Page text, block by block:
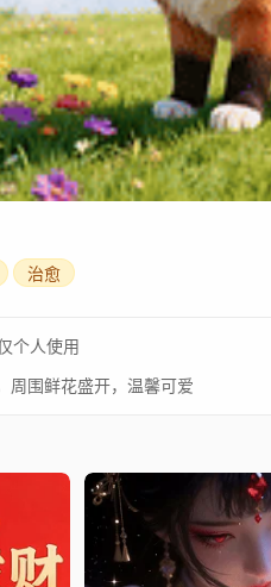
治愈
个人使用
周围鲜花盛开，温馨可爱